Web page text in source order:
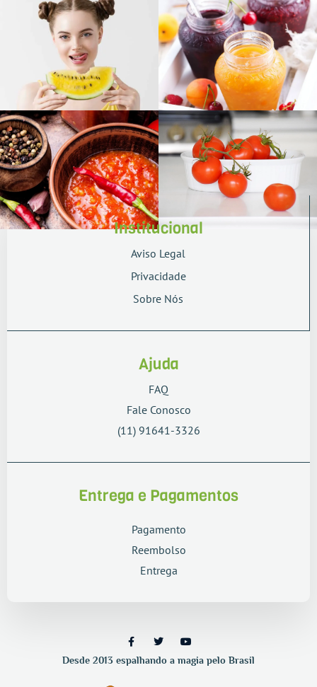
Institucional
Aviso Legal
Privacidade
Sobre Nós
Ajuda
FAQ
Fale Conosco
(11) 91641-3326
Entrega e Pagamentos
Pagamento
Reembolso
Entrega
Desde 2013 espalhando a magia pelo Brasil